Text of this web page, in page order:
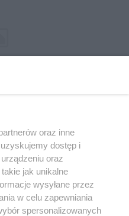
nie może być powielany i
w jakikolwiek sposób (w
na jakimkolwiek polu
z umieszczaniem w
praw. Jakiekolwiek użycie lub
części z naruszeniem prawa,
pod groźbą kary i może być
oraz inne
dostęp i
oraz
jak unikalne
wysyłane przez
w celu zapewniania
spersonalizowanych